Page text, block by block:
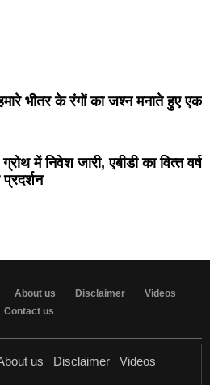
भीतर के रंगों का जश्न मनाते हुए एक
में निवेश जारी, एबीडी का वित्‍त वर्ष
About us Disclaimer
Videos
Contact us
us Disclaimer
Videos